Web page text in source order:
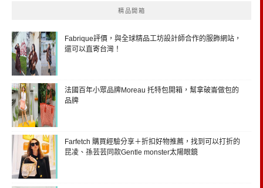
精品開箱
Fabrique評價，與全球精品工坊設計師合作的服飾網站，
還可以直寄台灣！
法國百年小眾品牌Moreau 托特包開箱，幫拿破崙做包的
品牌
Farfetch 購買經驗分享＋折扣好物推薦，找到可以打折的
昆凌、孫芸芸同款Gentle monster太陽眼鏡